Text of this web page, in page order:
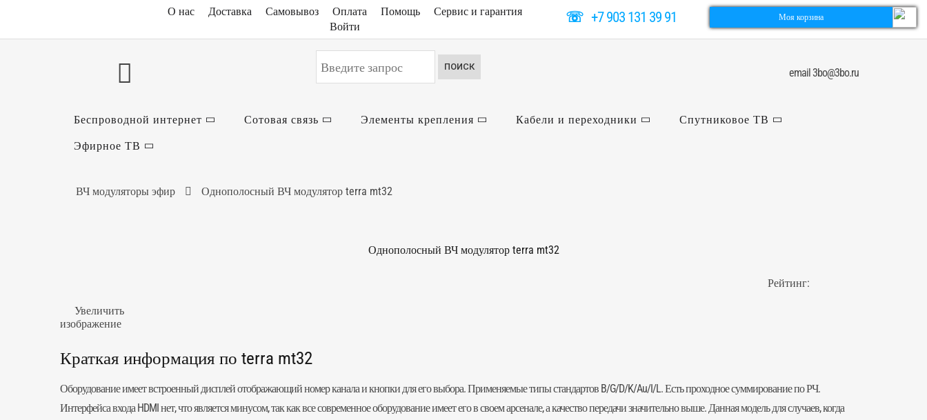
О нас Доставка Самовывоз Оплата Помощь
Сервис и гарантия
Войти
☏+7 903 131 39 91 Моя корзина
ПОИСК email 3bo@3bo.ru
Беспроводной интернет Сотовая связь Элементы крепления Кабели и переходники
Спутниковое ТВ
Эфирное ТВ
ВЧ модуляторы эфир Однополосный ВЧ модулятор terra mt32
Однополосный ВЧ модулятор terra mt32
Рейтинг:
Увеличить
изображение
Краткая информация по terra mt32
Оборудование имеет встроенный дисплей отображающий номер канала и кнопки для его выбора. Применяемые типы стандартов B/G/D/K/Au/I/L. Есть проходное суммирование по РЧ.
Интерфейса входа HDMI нет, что является минусом, так как все современное оборудование имеет его в своем арсенале, а качество передачи значительно выше. Данная модель для случаев, когда